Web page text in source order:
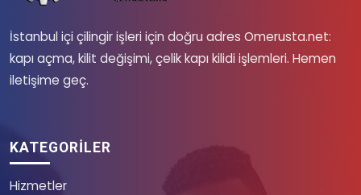
İstanbul içi çilingir işleri için doğru adres Omerusta.net:
kapı açma, kilit değişimi, çelik kapı kilidi işlemleri. Hemen
iletişime geç.
KATEGORILER
Hizmetler